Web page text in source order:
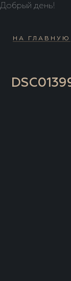
Добрый день!
НА ГЛАВНУЮ